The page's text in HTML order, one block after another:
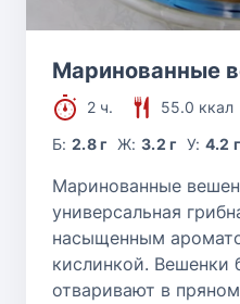
Маринованные
2 ч.
55.0 ккал
Б:2.8 г Ж: 3.2 г У: 4.2 г
Маринованные
универсальная
насыщенным
кислинкой. Вешенки
отваривают в